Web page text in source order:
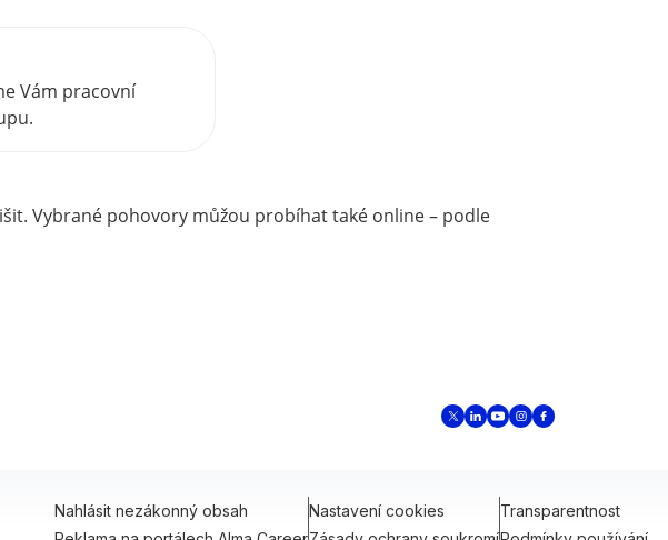
Vám pracovní
Vybrané pohovory můžou probíhat také online – podle
Nahlásit nezákonný obsah Nastavení cookies
Transparentnost